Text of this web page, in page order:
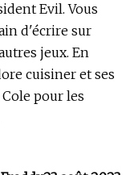
Evil. Vous
d'écrire sur
jeux. En
cuisiner et ses
pour les